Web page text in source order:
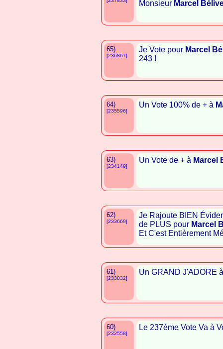
Monsieur Marcel
65)
[236867]
Je Vote pour Marcel
243 !
64)
[235596]
Un Vote 100% de + à
63)
[234149]
Un Vote de + à Marcel
62)
[233669]
Je Rajoute BIEN
de PLUS pour Marcel
Et C'est Entièrement
61)
[233032]
Un GRAND J'ADORE
60)
[232558]
Le 237ème Vote Va à